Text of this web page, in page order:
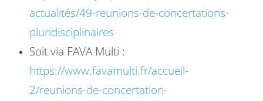
actualités/49-reunions-de-concertations-
pluridisciplinaires
Soit via FAVA Multi :
https://www.favamulti.fr/accueil-
2/reunions-de-concertation-